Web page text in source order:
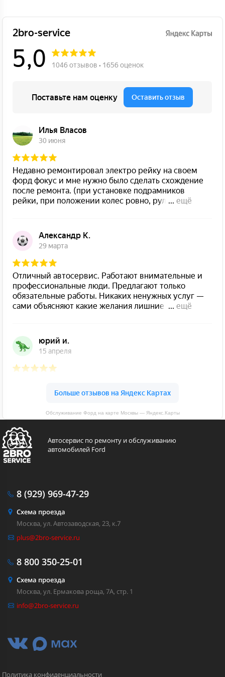
Обслуживание Форд на карте Москвы — Яндекс.Карты
Автосервис по ремонту и обслуживанию
автомобилей Ford
8 (929) 969-47-29
Схема проезда
Москва, ул. Автозаводская, 23, к.7
plus@2bro-service.ru
8 800 350-25-01
Схема проезда
Москва, ул. Ермакова роща, 7А, стр. 1
info@2bro-service.ru
Политика конфиденциальности